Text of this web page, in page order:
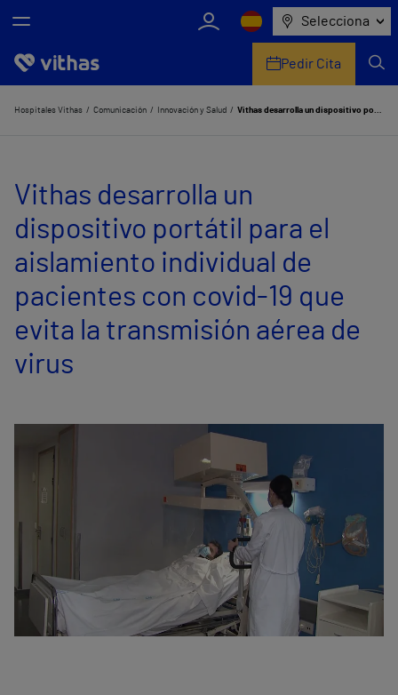
Selecciona
Nosotros
Servicios de salud
Equipo médico y asistencial
Comunicación
Pedir Cita
Hospitales Vithas Comunicación Innovación y Salud Vithas desarrolla un dispositivo portátil para el aislamiento individual de pacientes con covid-19 que evita la transmisión aérea de virus
Vithas desarrolla un
dispositivo portátil para el
aislamiento individual de
pacientes con covid-19 que
evita la transmisión aérea de
virus